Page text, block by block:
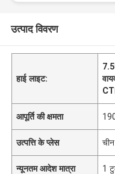
उत्पाद विवरण
हाई लाइट:
आपूर्ति की क्षमता
उत्पत्ति के प्लेस चीन
न्यूनतम आदेश मात्रा 1